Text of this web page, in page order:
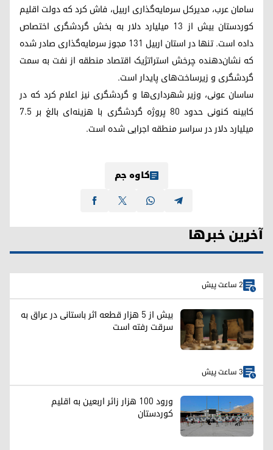
سامان عرب، مدیرکل سرمایه‌گذاری اربیل، فاش کرد که دولت اقلیم
کوردستان بیش از ۱۳ میلیارد دلار به بخش گردشگری اختصاص
داده است. تنها در استان اربیل ۱۳۱ مجوز سرمایه‌گذاری صادر شده
که نشان‌دهنده چرخش استراتژیک اقتصاد منطقه از نفت به سمت
گردشگری و زیرساخت‌های پایدار است.
ساسان عونی، وزیر شهرداری‌ها و گردشگری نیز اعلام کرد که در
کابینه کنونی حدود ۸۰ پروژه گردشگری با هزینه‌ای بالغ بر ۷.۵
میلیارد دلار در سراسر منطقه اجرایی شده است.
کاوە جم
آخرین خبرها
2 ساعت پیش
بیش از ۵ هزار قطعه اثر باستانی در عراق به
سرقت رفته است
3 ساعت پیش
ورود ۱۰۰ هزار زائر اربعین به اقلیم
کوردستان